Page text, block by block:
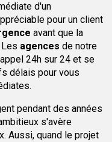
d'un
pour un client
avant que la
agences de notre
24h sur 24 et se
délais pour vous
pendant des années
s'avère
Aussi, quand le projet